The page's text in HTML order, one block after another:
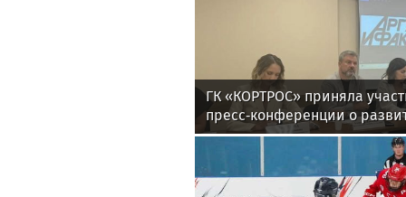
ГК «КОРТРОС» приняла
пресс‑конференции о
отрасли в Челябинске